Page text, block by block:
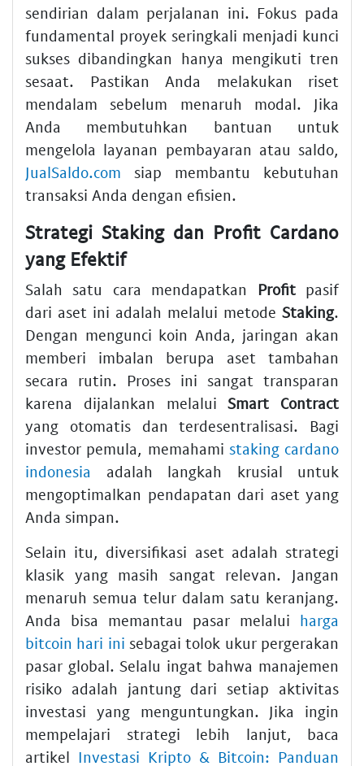
sendirian dalam perjalanan ini. Fokus pada
fundamental proyek seringkali menjadi kunci
sukses dibandingkan hanya mengikuti tren
sesaat. Pastikan Anda melakukan riset
mendalam sebelum menaruh modal. Jika
Anda membutuhkan bantuan untuk
mengelola layanan pembayaran atau saldo,
JualSaldo.com siap membantu kebutuhan
transaksi Anda dengan efisien.
Strategi Staking dan Profit Cardano
yang Efektif
Salah satu cara mendapatkan Profitpasif
dari aset ini adalah melalui metode Staking.
Dengan mengunci koin Anda, jaringan akan
memberi imbalan berupa aset tambahan
secara rutin. Proses ini sangat transparan
karena dijalankan melaluiSmart Contract
yang otomatis dan terdesentralisasi. Bagi
investor pemula, memahami staking cardano
indonesia adalah langkah krusial untuk
mengoptimalkan pendapatan dari aset yang
Anda simpan.
Selain itu, diversifikasi aset adalah strategi
klasik yang masih sangat relevan. Jangan
menaruh semua telur dalam satu keranjang.
Anda bisa memantau pasar melalui harga
bitcoin hari ini sebagai tolok ukur pergerakan
pasar global. Selalu ingat bahwa manajemen
risiko adalah jantung dari setiap aktivitas
investasi yang menguntungkan. Jika ingin
mempelajari strategi lebih lanjut, baca
artikel Investasi Kripto & Bitcoin: Panduan